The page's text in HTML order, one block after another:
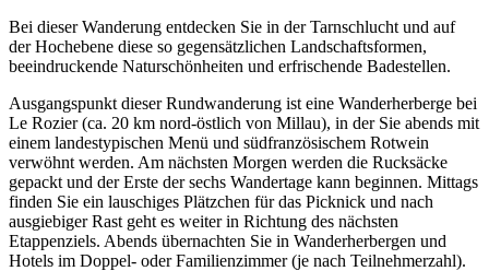
Bei dieser Wanderung entdecken Sie in der Tarnschlucht und auf
der Hochebene diese so gegensätzlichen Landschaftsformen,
beeindruckende Naturschönheiten und erfrischende Badestellen.
Ausgangspunkt dieser Rundwanderung ist eine Wanderherberge bei
Le Rozier (ca. 20 km nord-östlich von Millau), in der Sie abends mit
einem landestypischen Menü und südfranzösischem Rotwein
verwöhnt werden. Am nächsten Morgen werden die Rucksäcke
gepackt und der Erste der sechs Wandertage kann beginnen. Mittags
finden Sie ein lauschiges Plätzchen für das Picknick und nach
ausgiebiger Rast geht es weiter in Richtung des nächsten
Etappenziels. Abends übernachten Sie in Wanderherbergen und
Hotels im Doppel- oder Familienzimmer (je nach Teilnehmerzahl).